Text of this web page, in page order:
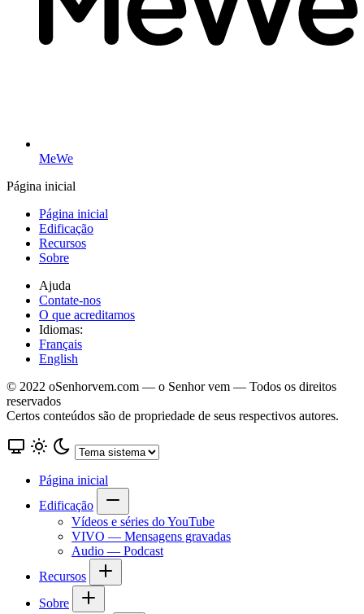
MeWe
Página inicial
Página inicial
Edificação
Recursos
Sobre
Ajuda
Contate-nos
O que acreditamos
Idiomas:
Français
English
© 2022 oSenhorvem.com — o Senhor vem — Todos os direitos
reservados
Certos conteúdos são de propriedade de seus respectivos autores.
Página inicial
Edificação
Vídeos e séries do YouTube
VIVO — Mensagens gravadas
Audio — Podcast
Recursos
Sobre